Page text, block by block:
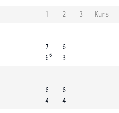
1 2 3
Kurs
7
66
6
3
6
4
6
4